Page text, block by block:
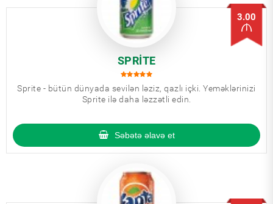
SPRITE
3.00
Sprite - bütün dünyada sevilən ləziz, qazlı içki. Yeməklərinizi
Sprite ilə daha ləzzətli edin.
Səbətə əlavə et